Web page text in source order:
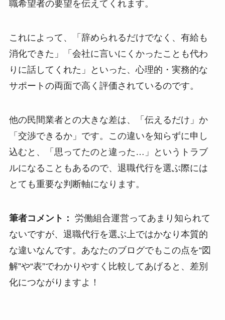
職希望者の要望を伝えてくれます。
これによって、「辞められるだけでなく、有給も
消化できた」「会社に言いにくかったことも代わ
りに話してくれた」といった、心理的・実務的な
サポートの両面で高く評価されているのです。
他の民間業者との大きな差は、「伝えるだけ」か
「交渉できるか」です。この違いを知らずに申し
込むと、「思ってたのと違った…」というトラブ
ルになることもあるので、退職代行を選ぶ際には
とても重要な判断軸になります。
筆者コメント： 労働組合運営ってあまり知られて
ないですが、退職代行を選ぶ上ではかなり本質的
な違いなんです。あなたのブログでもこの点を“図
解”や“表”でわかりやすく比較してあげると、差別
化につながりますよ！